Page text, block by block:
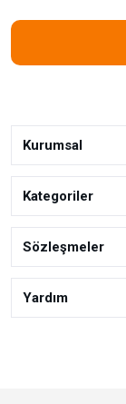
Kurumsal
Kategoriler
Sözleşmeler
Yardım